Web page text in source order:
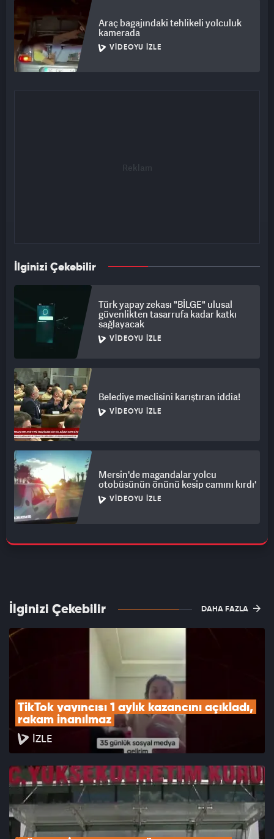
Araç bagajındaki tehlikeli yolculuk
kamerada
VIDEOYU İZLE
İlginizi Çekebilir
Türk yapay zekası "BİLGE" ulusal
güvenlikten tasarrufa kadar katkı
sağlayacak
VIDEOYU İZLE
Belediye meclisini karıştıran iddia!
VIDEOYU İZLE
Mersin'de magandalar yolcu
otobüsünün önünü kesip camını kırdı'
VIDEOYU İZLE
İlginizi Çekebilir DAHA FAZLA
TikTok yayıncısı 1 aylık kazancını açıkladı,
rakam inanılmaz
İZLE